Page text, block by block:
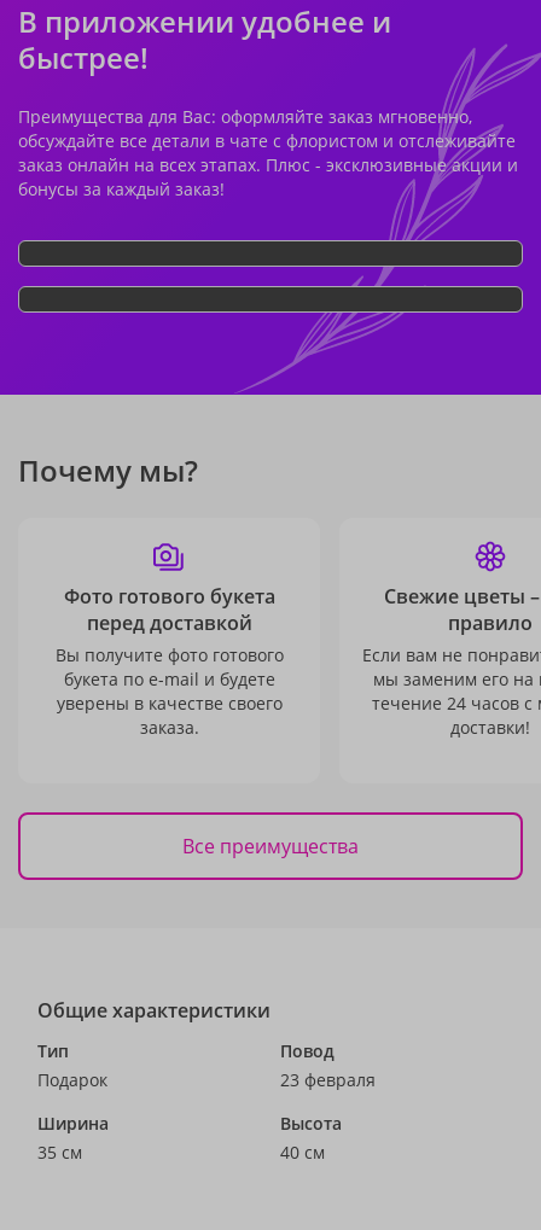
В приложении удобнее и
быстрее!
Преимущества для Вас: оформляйте заказ мгновенно,
обсуждайте все детали в чате с флористом и отслеживайте
заказ онлайн на всех этапах. Плюс - эксклюзивные акции и
бонусы за каждый заказ!
Почему мы?
Фото готового букета
перед доставкой
Вы получите фото готового
букета по e-mail и будете
уверены в качестве своего
заказа.
Свежие цветы
правило
Если вам не
мы заменим его на
течение 24 часов с
доставки!
Все преимущества
Общие характеристики
Тип
Подарок
Повод
23 февраля
Ширина
35 см
Высота
40 см